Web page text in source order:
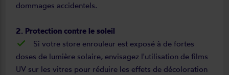
dommages accidentels.
2. Protection contre le soleil
Si votre store enrouleur est exposé à de fortes
doses de lumière solaire, envisagez l'utilisation de films
UV sur les vitres pour réduire les effets de décoloration